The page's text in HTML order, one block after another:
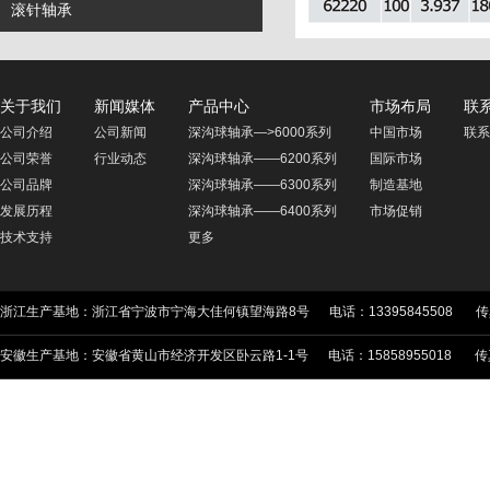
滚针轴承
关于我们
公司介绍
公司荣誉
公司品牌
发展历程
技术支持
新闻媒体
公司新闻
行业动态
产品中心
深沟球轴承—>6000系列
深沟球轴承——6200系列
深沟球轴承——6300系列
深沟球轴承——6400系列
更多
市场布局
中国市场
国际市场
制造基地
市场促销
联
联
浙江生产基地：浙江省宁波市宁海大佳何镇望海路8号 电话：13395845508
安徽生产基地：安徽省黄山市经济开发区卧云路1-1号 电话：15858955018